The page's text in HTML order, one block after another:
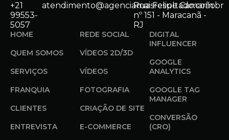
+21
99553-
5057
atendimento@agenciamaisresultado.com.br
Rua Felipe Camarão
nº 151 - Maracanã -
RJ
HOME
QUEM SOMOS
SERVIÇOS
FRANQUIA
CLIENTES
ENTREVISTA
REDE SOCIAL
VÍDEOS 2D/3D
VÍDEOS
FOTOGRAFIA
CRIAÇÃO DE SITE
E-COMMERCE
DIGITAL
INFLUENCER
GOOGLE
ANALYTICS
GOOGLE TAG
MANAGER
CONVERSÃO
(CRO)